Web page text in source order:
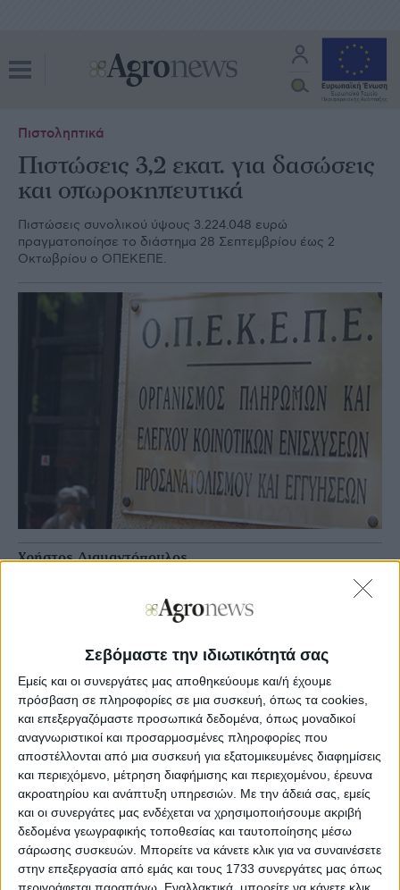
Σεβόμαστε την ιδιωτικότητά σας
Εμείς και οι συνεργάτες μας αποθηκεύουμε και/ή έχουμε
πρόσβαση σε πληροφορίες σε μια συσκευή, όπως τα cookies,
και επεξεργαζόμαστε προσωπικά δεδομένα, όπως μοναδικοί
αναγνωριστικοί και προσαρμοσμένες πληροφορίες που
αποστέλλονται από μια συσκευή για εξατομικευμένες διαφημίσεις
και περιεχόμενο, μέτρηση διαφήμισης και περιεχομένου, έρευνα
ακροατηρίου και ανάπτυξη υπηρεσιών. Με την άδειά σας, εμείς
και οι συνεργάτες μας ενδέχεται να χρησιμοποιήσουμε ακριβή
δεδομένα γεωγραφικής τοποθεσίας και ταυτοποίησης μέσω
σάρωσης συσκευών. Μπορείτε να κάνετε κλικ για να συναινέσετε
στην επεξεργασία από εμάς και τους 1733 συνεργάτες μας όπως
Πιστοληπτικά
Πιστώσεις 3,2 εκατ. για δασώσεις
και οπωροκηπευτικά
Πιστώσεις συνολικού ύψους 3.224.048 ευρώ
πραγματοποίησε το διάστημα 28 Σεπτεμβρίου έως 2
Οκτωβρίου ο ΟΠΕΚΕΠΕ.
Χρήστος Διαμαντόπουλος
Το μεγαλύτερο μέρος αυτών αφορούσε τους δικαιούχους
του μέτρου της Βιολογικής γεωργίας καθώς και μέτρα
στήριξης στα οπωροκηπευτικά.
Σύμφωνα με τον αναλυτικό κατάλογο πληρωμών που
αναρτήθηκαν στην ιστοσελίδα του ΟΠΕΚΕΠΕ οι
δικαιούχοι φτάνουν τους 455.
Δείτε εδώ αναλυτικά τιςπληρωμές το διάστημα 28
Σεπτεμβρίου έως 2 Οκτωβρίου
Σχόλια(2) Προσθήκη σχολίου